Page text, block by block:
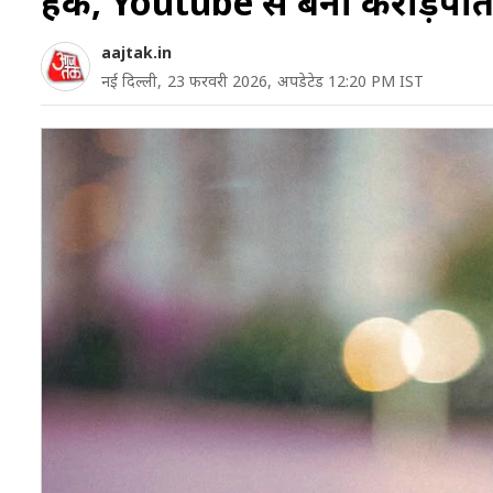
aajtak.in
नई दिल्ली, 23 फरवरी 2026, अपडेटेड 12:20 PM IST